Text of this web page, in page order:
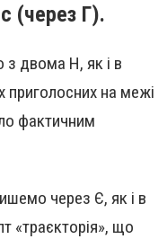
(через Г).
двома Н, як і в
приголосних на межі
фактичним
через Є, як і в
«траєкторія», що